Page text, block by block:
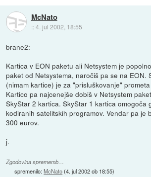
McNato
::4. jul 2002, 18:55
brane2:
Kartica v EON paketu ali Netsystem je
paket od Netsystema, naročiš pa se na EON.
(nimam kartice) je za "prisluškovanje"
Kartico pa najcenejše dobiš v Netsystem
SkyStar 2 kartica. SkyStar 1 kartica omogoča
kodiranih satelitskih programov. Vendar pa je
300 eurov.
j.
Zgodovina sprememb…
spremenilo:McNato(4. jul 2002 ob 18:55)